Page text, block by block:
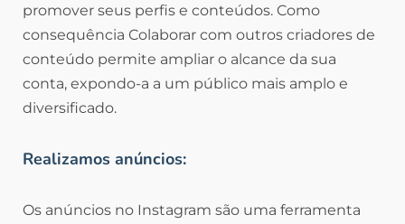
promover seus perfis e conteúdos. Como
consequência Colaborar com outros criadores de
conteúdo permite ampliar o alcance da sua
conta, expondo-a a um público mais amplo e
diversificado.
Realizamos anúncios:
Os anúncios no Instagram são uma ferramenta